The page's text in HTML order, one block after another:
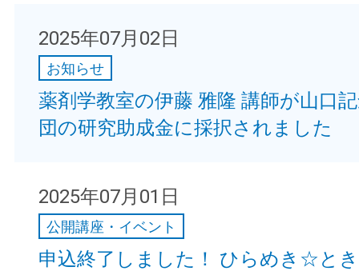
2025年07月02日
お知らせ
薬剤学教室の伊藤 雅隆 講師が山口
団の研究助成金に採択されました
2025年07月01日
公開講座・イベント
申込終了しました！ ひらめき☆と